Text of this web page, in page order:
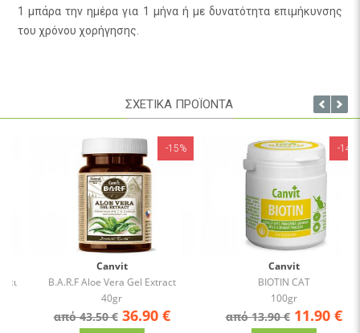
1 μπάρα την ημέρα για 1 μήνα ή με δυνατότητα επιμήκυνσης
του χρόνου χορήγησης.
ΣΧΕΤΙΚΑ ΠΡΟΪΟΝΤΑ
Canvit
B.A.R.F Aloe Vera Gel Extract
40gr
από 43.50 € 36.90€
-15%
Canvit
BIOTIN CAT
100gr
από 13.90 € 11.90€
-14%